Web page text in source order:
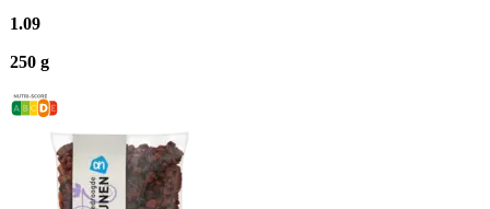
1.09
250 g